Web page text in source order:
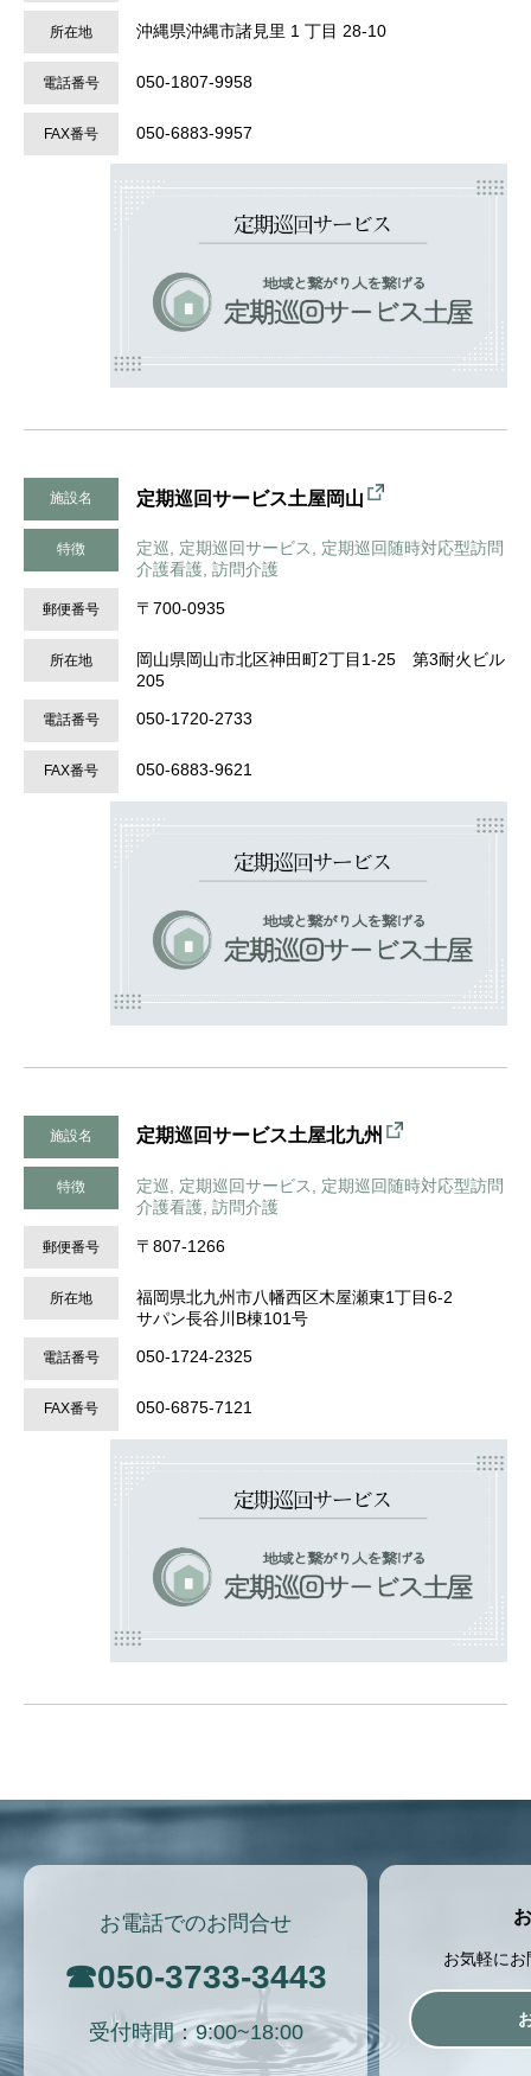
所在地 沖縄県沖縄市諸見里 1 丁目 28-10
電話番号 050-1807-9958
FAX番号 050-6883-9957
施設名 定期巡回サービス土屋岡山
特徴
定巡, 定期巡回サービス, 定期巡回随時対応型訪問
介護看護, 訪問介護
郵便番号 〒700-0935
所在地
岡山県岡山市北区神田町2丁目1-25 第3耐火ビル
205
電話番号 050-1720-2733
FAX番号 050-6883-9621
施設名 定期巡回サービス土屋北九州
特徴
定巡, 定期巡回サービス, 定期巡回随時対応型訪問
介護看護, 訪問介護
郵便番号 〒807-1266
所在地
福岡県北九州市八幡西区木屋瀬東1丁目6-2
サパン長谷川B棟101号
電話番号 050-1724-2325
FAX番号 050-6875-7121
お電話でのお問合せ
☎050-3733-3443
受付時間：9:00~18:00
お気軽に